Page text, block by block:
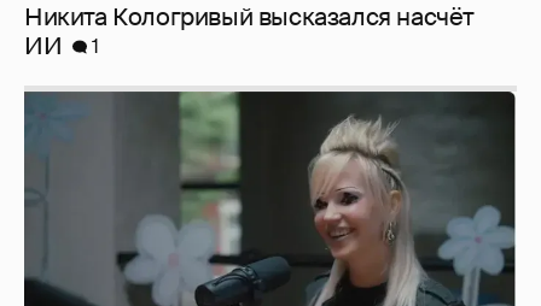
Певица Глюкоза рассказала о съёмках для
эротического журнала
3